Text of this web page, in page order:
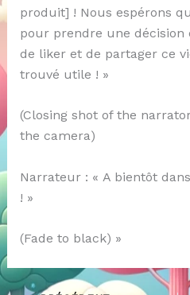
produit] ! Nous espérons
pour prendre une décision
de liker et de partager ce
trouvé utile ! »
(Closing shot of the
the camera)
Narrateur : « A bientôt
! »
(Fade to black) »